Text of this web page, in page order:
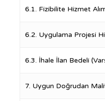
6.1. Fizibilite Hizmet
6.2. Uygulama Projesi
6.3. İhale İlan Bedeli
7. Uygun Doğrudan